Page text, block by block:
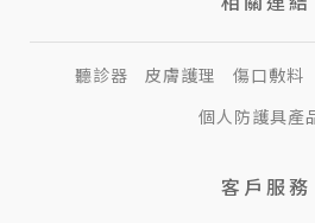
聽診器 皮膚護理 傷口敷料
個人防護具產
客戶服務